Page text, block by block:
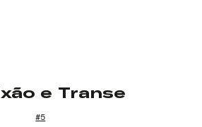
e Transe
#5